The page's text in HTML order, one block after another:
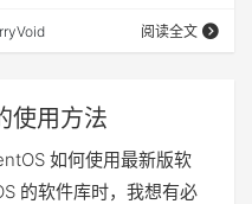
阅读全文
使用方法
如何使用最新版软
的软件库时，我想有必